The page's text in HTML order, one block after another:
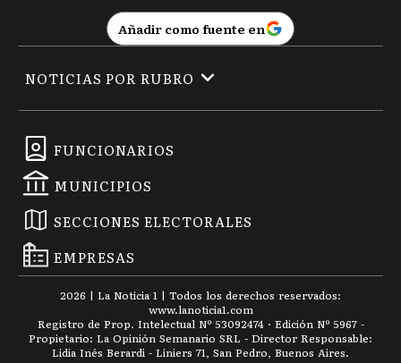
Añadir como fuente en
FUNCIONARIOS
MUNICIPIOS
SECCIONES ELECTORALES
EMPRESAS
NOTICIAS POR RUBRO
2026 | La Noticia 1 | Todos los derechos reservados:
www.lanoticia1.com
Registro de Prop. Intelectual Nº 53092474 · Edición Nº 5967 -
Propietario: La Opinión Semanario SRL - Director Responsable:
Lidia Inés Berardi - Liniers 71, San Pedro, Buenos Aires.